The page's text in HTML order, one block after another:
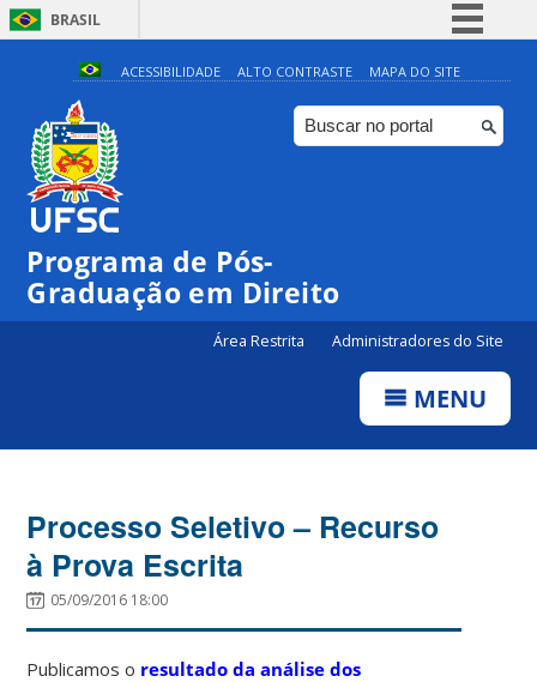
BRASIL
Simplifique!
Comunica BR
Participe
ACESSIBILIDADE ALTO CONTRASTE MAPA DO SITE
Programa de Pós-
Graduação em Direito
Área Restrita Administradores do Site
MENU
Processo Seletivo – Recurso
à Prova Escrita
05/09/2016 18:00
Publicamos o resultado da análise dos